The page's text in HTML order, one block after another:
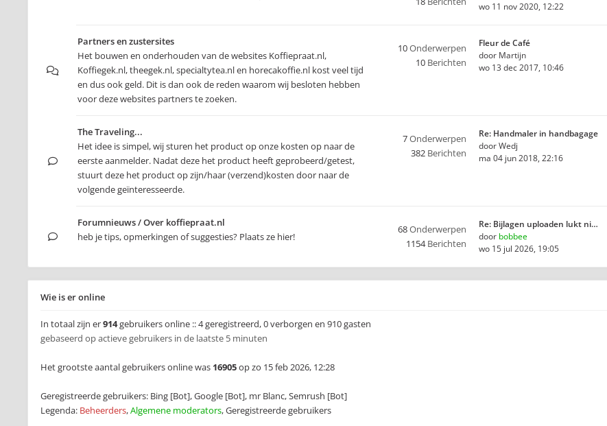
wo 11 nov 2020, 12:22
Partners en zustersites
Het bouwen en onderhouden van de websites Koffiepraat.nl,
Koffiegek.nl, theegek.nl, specialtytea.nl en horecakoffie.nl kost veel tijd
en dus ook geld. Dit is dan ook de reden waarom wij besloten hebben
voor deze websites partners te zoeken.
10Onderwerpen
10 Berichten
Fleur de Café
door Martijn
wo 13 dec 2017, 10:46
The Traveling...
Het idee is simpel, wij sturen het product op onze kosten op naar de
eerste aanmelder. Nadat deze het product heeft geprobeerd/getest,
stuurt deze het product op zijn/haar (verzend)kosten door naar de
volgende geïnteresseerde.
7Onderwerpen
382 Berichten
Re: Handmaler in handbagage
doorWedj
ma 04 jun 2018, 22:16
Forumnieuws / Over koffiepraat.nl
heb je tips, opmerkingen of suggesties? Plaats ze hier!
68Onderwerpen
1154Berichten
Re: Bijlagen uploaden lukt ni…
door bobbee
wo 15 jul 2026, 19:05
Wie is er online
In totaal zijn er914gebruikers online :: 4 geregistreerd, 0 verborgen en 910 gasten
gebaseerd op actieve gebruikers in de laatste 5 minuten
Het grootste aantal gebruikers online was 16905op zo 15 feb 2026, 12:28
Geregistreerde gebruikers: Bing [Bot],Google [Bot], mr Blanc,Semrush [Bot]
Legenda: Beheerders,Algemene moderators,Geregistreerde gebruikers